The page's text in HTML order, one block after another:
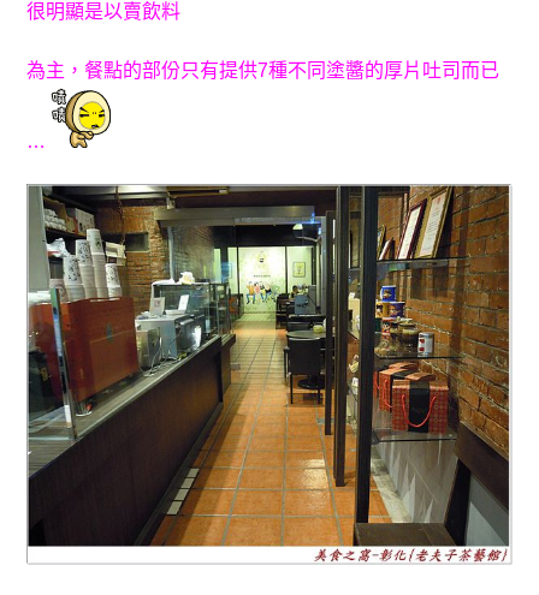
很明顯是以賣飲料
為主 ， 餐點的部份只有提供7種不同塗醬的厚片吐司而已
…